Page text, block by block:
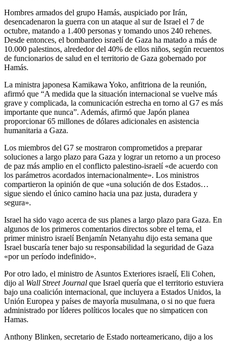
Hombres armados del grupo Hamás, auspiciado por Irán,
desencadenaron la guerra con un ataque al sur de Israel el 7 de
octubre, matando a 1.400 personas y tomando unos 240 rehenes.
Desde entonces, el bombardeo israelí de Gaza ha matado a más de
10.000 palestinos, alrededor del 40% de ellos niños, según recuentos
de funcionarios de salud en el territorio de Gaza gobernado por
Hamás.
La ministra japonesa Kamikawa Yoko, anfitriona de la reunión,
afirmó que “A medida que la situación internacional se vuelve más
grave y complicada, la comunicación estrecha en torno al G7 es más
importante que nunca”. Además, afirmó que Japón planea
proporcionar 65 millones de dólares adicionales en asistencia
humanitaria a Gaza.
Los miembros del G7 se mostraron comprometidos a preparar
soluciones a largo plazo para Gaza y lograr un retorno a un proceso
de paz más amplio en el conflicto palestino-israelí «de acuerdo con
los parámetros acordados internacionalmente». Los ministros
compartieron la opinión de que «una solución de dos Estados…
sigue siendo el único camino hacia una paz justa, duradera y
segura».
Israel ha sido vago acerca de sus planes a largo plazo para Gaza. En
algunos de los primeros comentarios directos sobre el tema, el
primer ministro israelí Benjamín Netanyahu dijo esta semana que
Israel buscaría tener bajo su responsabilidad la seguridad de Gaza
«por un período indefinido».
Por otro lado, el ministro de Asuntos Exteriores israelí, Eli Cohen,
dijo al Wall Street Journal que Israel quería que el territorio estuviera
bajo una coalición internacional, que incluyera a Estados Unidos, la
Unión Europea y países de mayoría musulmana, o si no que fuera
administrado por líderes políticos locales que no simpaticen con
Hamas.
Anthony Blinken, secretario de Estado norteamericano, dijo a los